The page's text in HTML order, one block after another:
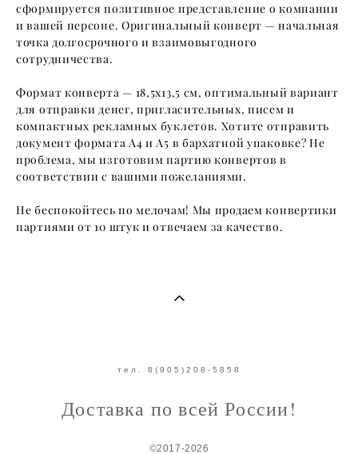
сформируется позитивное представление о компании
и вашей персоне. Оригинальный конверт — начальная
точка долгосрочного и взаимовыгодного
сотрудничества.
Формат конверта — 18,5х13,5 см, оптимальный вариант
для отправки денег, пригласительных, писем и
компактных рекламных буклетов. Хотите отправить
документ формата А4 и А5 в бархатной упаковке? Не
проблема, мы изготовим партию конвертов в
соответствии с вашими пожеланиями.
Не беспокойтесь по мелочам! Мы продаем конвертики
партиями от 10 штук и отвечаем за качество.
тел. 8(905)208-5858
Доставка по всей России!
©2017-2026